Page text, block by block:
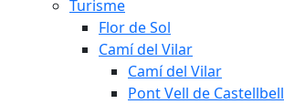
Turisme
Flor de Sol
Camí del Vilar
Camí del Vilar
Pont Vell de Castellbell